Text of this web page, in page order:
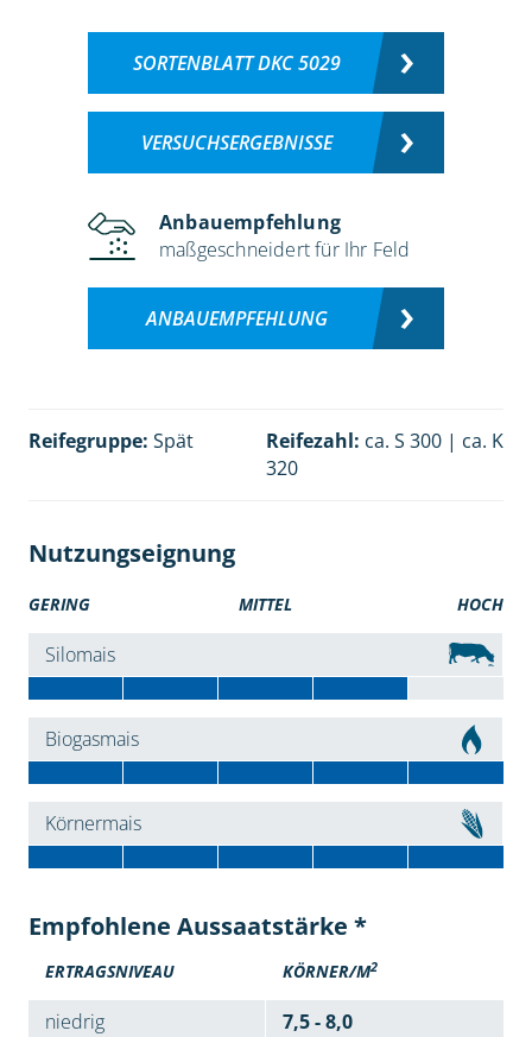
SORTENBLATT DKC 5029
VERSUCHSERGEBNISSE
Anbauempfehlung
maßgeschneidert für Ihr Feld
ANBAUEMPFEHLUNG
Reifegruppe: Spät Reifezahl: ca. S 300 | ca. K
320
Nutzungseignung
GERING MITTEL HOCH
Silomais
Biogasmais
Körnermais
Empfohlene Aussaatstärke *
ERTRAGSNIVEAU KÖRNER/M2
niedrig
7,5 - 8,0